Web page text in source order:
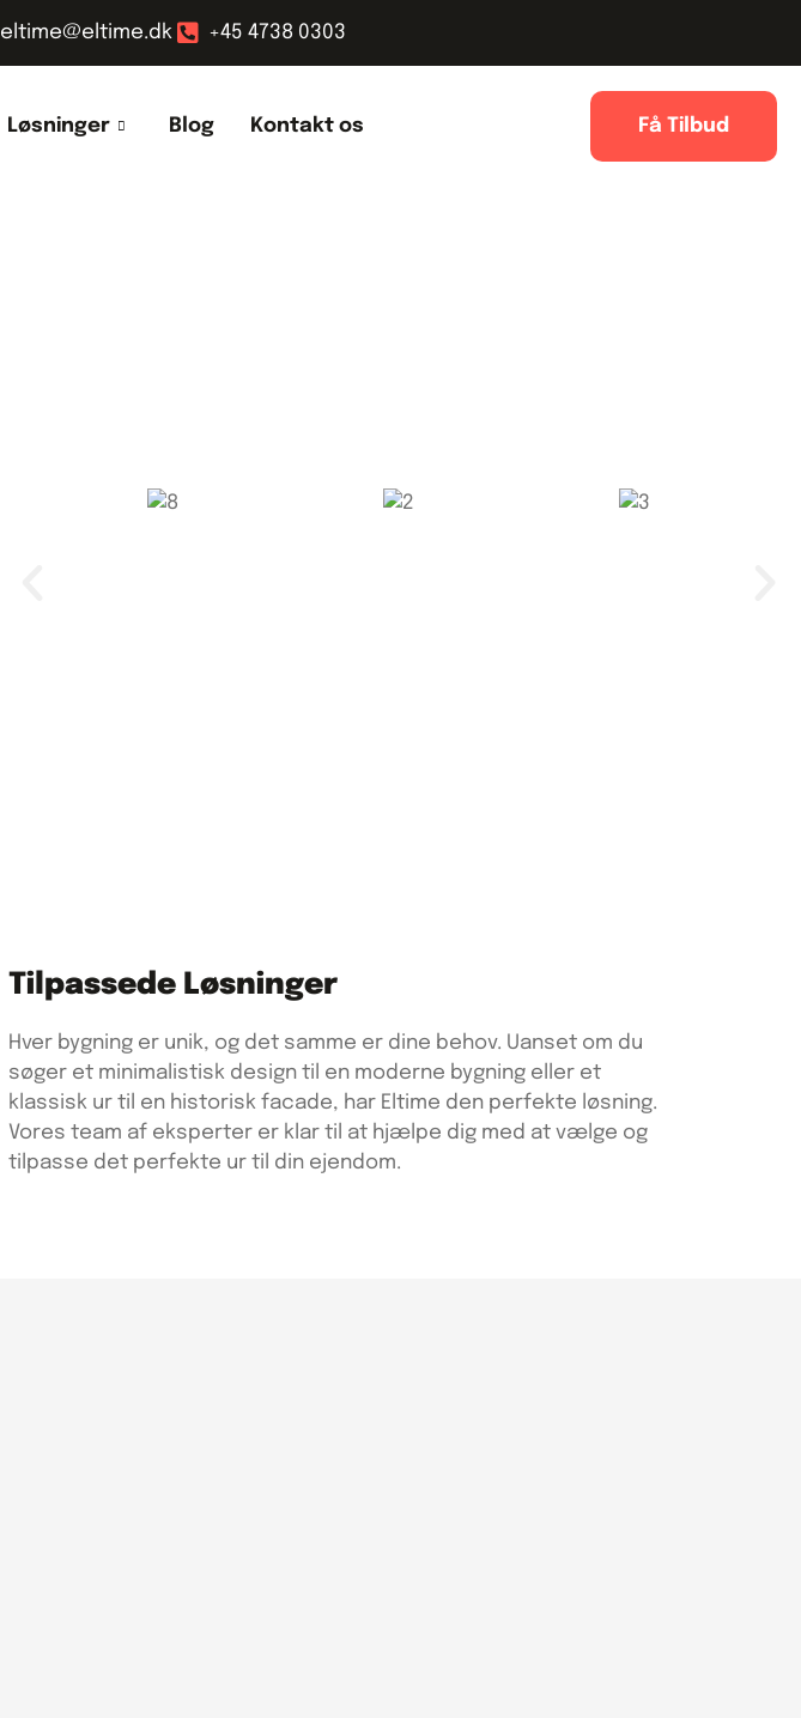
eltime@eltime.dk +45 4738 0303
Løsninger Blog Kontakt os Få Tilbud
Tilpassede Løsninger
Hver bygning er unik, og det samme er dine behov. Uanset om du
søger et minimalistisk design til en moderne bygning eller et
klassisk ur til en historisk facade, har Eltime den perfekte løsning.
Vores team af eksperter er klar til at hjælpe dig med at vælge og
tilpasse det perfekte ur til din ejendom.